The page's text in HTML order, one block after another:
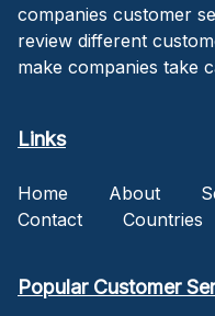
companies customer
review different
make companies take
Links
Home About
Contact
Countries
Popular Customer